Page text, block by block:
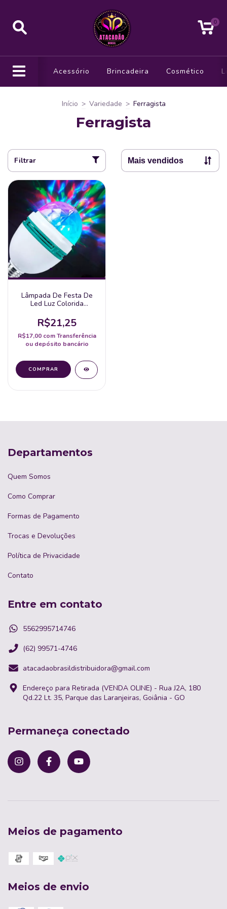
0
Acessório Brincadeira Cosmético
Início > Variedade > Ferragista
Ferragista
Filtrar
Lâmpada De Festa De
Led Luz Colorida
R$21,25
R$17,00 com Transferência
ou depósito bancário
Departamentos
Quem Somos
Como Comprar
Formas de Pagamento
Trocas e Devoluções
Política de Privacidade
Contato
Entre em contato
5562995714746
(62) 99571-4746
atacadaobrasildistribuidora@gmail.com
Endereço para Retirada (VENDA OLINE) - Rua J2A, 180
Qd.22 Lt. 35, Parque das Laranjeiras, Goiânia - GO
Permaneça conectado
Meios de pagamento
Meios de envio